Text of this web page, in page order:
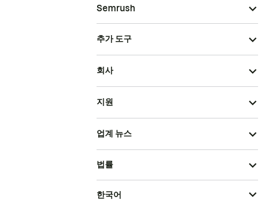
Semrush
추가 도구
회사
지원
업계 뉴스
법률
한국어